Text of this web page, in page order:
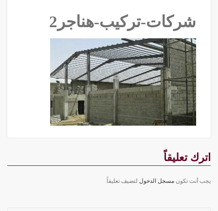
شركات-تركيب-هناجر2
اترك تعليقاً
يجب أنت تكون مسجل الدخول لتضيف تعليقاً.